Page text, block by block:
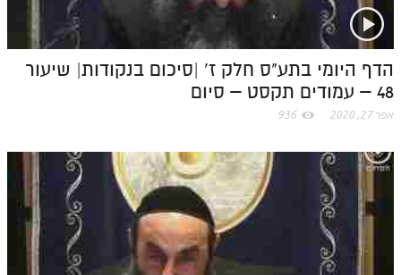
הדף היומי בתע"ס חלק ז' |סיכום בנקודות| שיעור
48 – עמודים תקסט – סיום
אפר 27, 2020 936